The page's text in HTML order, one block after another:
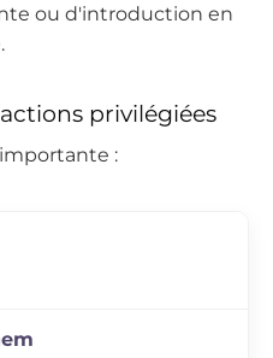
ou d'introduction en
privilégiées
: